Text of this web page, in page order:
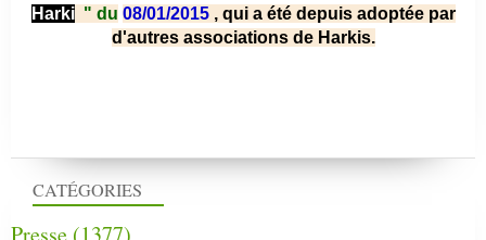
CATÉGORIES
Presse (1377)
Harki " du 08/01/2015 , qui a été depuis adoptée par
d'autres associations de Harkis.